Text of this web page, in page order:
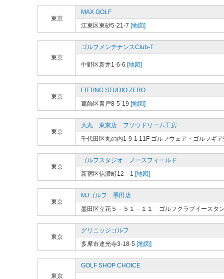
東京
MAX GOLF
江東区東砂5-21-7 [地図]
東京
ゴルフメンテナンスClub-T
中野区新井1-6-6 [地図]
東京
FITTING STUDIO ZERO
葛飾区青戸8-5-19 [地図]
東京
大丸 東京店 フソウドリーム工房
千代田区丸の内1-9-1 11F ゴルフウェア・ゴルフギ
東京
ゴルフスタジオ ノースフィールド
新宿区信濃町12－1 [地図]
東京
MJゴルフ 墨田店
墨田区立花５－５１－１１ ゴルフクラブイースタ
東京
グリニッジゴルフ
多摩市連光寺3-18-5 [地図]
東京
GOLF SHOP CHOICE